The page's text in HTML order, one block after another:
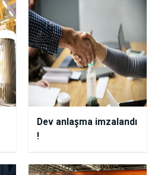
Dev anlaşma imzalandı
!